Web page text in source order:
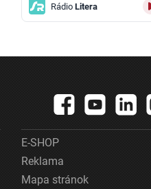
RádioLitera
E-SHOP
Reklama
Mapa stránok